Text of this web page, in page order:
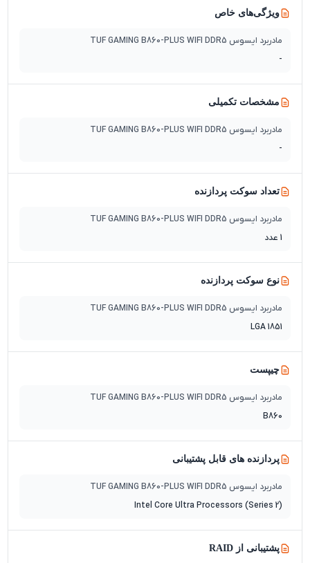
ویژگی‌های خاص
مادربرد ایسوس TUF GAMING B860-PLUS WIFI DDR5
-
مشخصات تکمیلی
مادربرد ایسوس TUF GAMING B860-PLUS WIFI DDR5
-
تعداد سوکت پردازنده
مادربرد ایسوس TUF GAMING B860-PLUS WIFI DDR5
1 عدد
نوع سوکت پردازنده
مادربرد ایسوس TUF GAMING B860-PLUS WIFI DDR5
LGA 1851
چیپست
مادربرد ایسوس TUF GAMING B860-PLUS WIFI DDR5
B860
پردازنده های قابل پشتیبانی
مادربرد ایسوس TUF GAMING B860-PLUS WIFI DDR5
Intel Core Ultra Processors (Series 2)
پشتیبانی از RAID